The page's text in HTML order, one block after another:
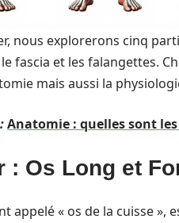
nous explorerons cinq
fascia et les falangettes.
mais aussi la
Anatomie : quelles sont
: Os Long et
appelé « os de la cuisse